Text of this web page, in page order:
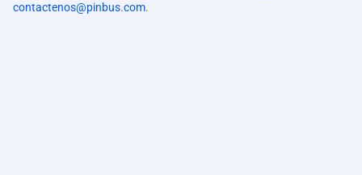
contactenos@pinbus.com.